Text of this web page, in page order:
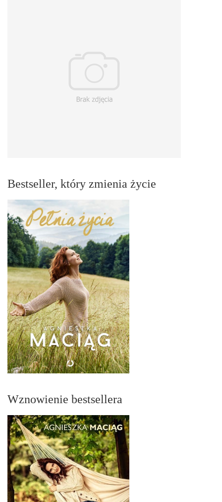
Bestseller, który zmienia życie
Wznowienie bestsellera